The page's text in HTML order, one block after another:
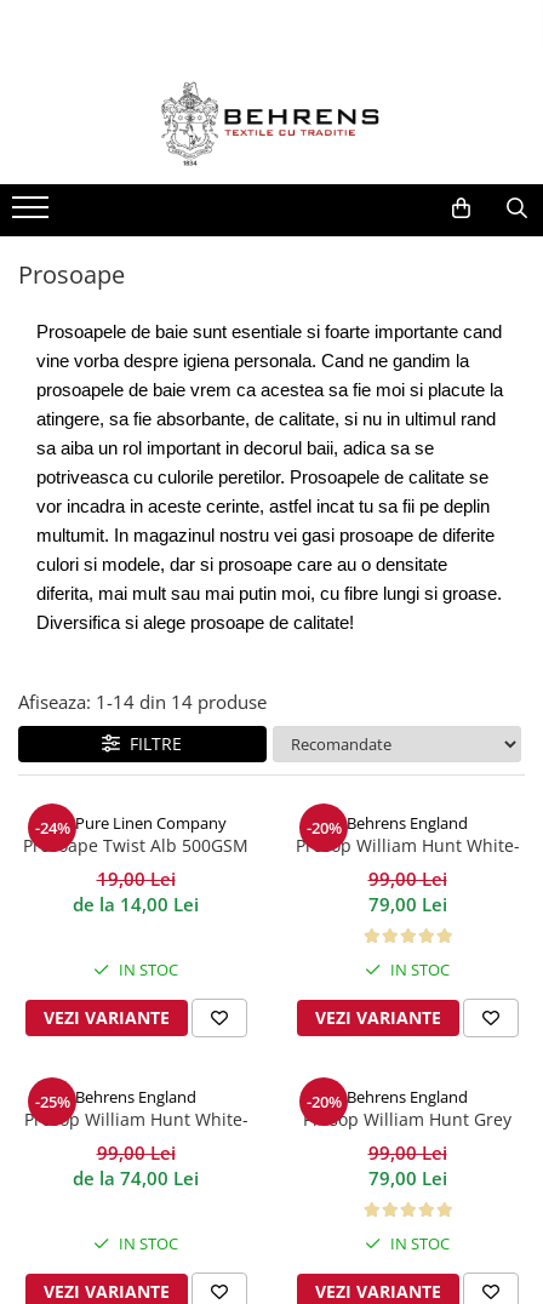
Lenjerii de pat Premium
Fete de Perna
The Pure Linen Company
Zero Twist Collection
Prosoape
Prosoapele de baie sunt esentiale si foarte importante cand
vine vorba despre igiena personala. Cand ne gandim la
prosoapele de baie vrem ca acestea sa fie moi si placute la
atingere, sa fie absorbante, de calitate, si nu in ultimul rand
sa aiba un rol important in decorul baii, adica sa se
potriveasca cu culorile peretilor. Prosoapele de calitate se
vor incadra in aceste cerinte, astfel incat tu sa fii pe deplin
multumit. In magazinul nostru vei gasi prosoape de diferite
culori si modele, dar si prosoape care au o densitate
diferita, mai mult sau mai putin moi, cu fibre lungi si groase.
Diversifica si alege prosoape de calitate!
Afiseaza: 1-14 din 14 produse
FILTRE
-24%
The Pure Linen Company
Prosoape Twist Alb 500GSM
19,00 Lei
de la 14,00 Lei
IN STOC
VEZI VARIANTE
-20% Behrens England
Prosop William Hunt White-
Grey 600GSM
99,00 Lei
79,00 Lei
IN STOC
VEZI VARIANTE
-25% Behrens England
Prosop William Hunt White-
Navy 600GSM
99,00 Lei
de la 74,00 Lei
IN STOC
VEZI VARIANTE
-20% Behrens England
Prosop William Hunt Grey
600GSM
99,00 Lei
79,00 Lei
IN STOC
VEZI VARIANTE